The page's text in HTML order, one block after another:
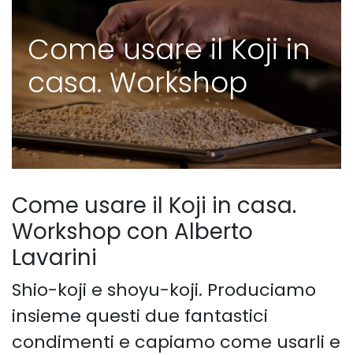
Come usare il Koji in
casa. Workshop
Come usare il Koji in casa.
Workshop con Alberto
Lavarini
Shio-koji e shoyu-koji. Produciamo
insieme questi due fantastici
condimenti e capiamo come usarli e